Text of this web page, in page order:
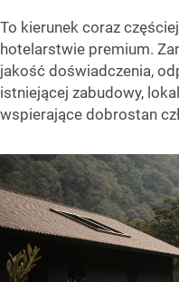
To kierunek coraz
hotelarstwie premium.
jakość doświadczenia,
istniejącej zabudowy,
wspierające dobrostan